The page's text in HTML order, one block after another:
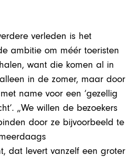
verleden is het
ambitie om méér toeristen
want die komen al in
in de zomer, maar door
name voor een ‘gezellig
„We willen de bezoekers
door ze bijvoorbeeld te
dat levert vanzelf een groter